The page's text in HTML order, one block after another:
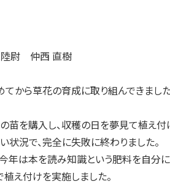
尉 仲西 直樹
から草花の育成に取り組んできまし
を購入し、収穫の日を夢見て植え付
状況で、完全に失敗に終わりました。
年は本を読み知識という肥料を自分
え付けを実施しました。